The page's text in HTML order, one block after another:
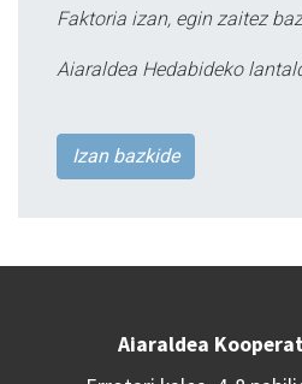
Faktoria izan, egin zaitez
Aiaraldea Hedabideko
Izan bazkide
Aiaraldea